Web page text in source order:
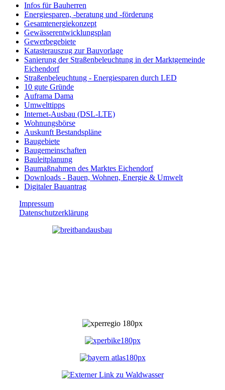
Infos für Bauherren
Energiesparen, -beratung und -förderung
Gesamtenergiekonzept
Gewässerentwicklungsplan
Gewerbegebiete
Katasterauszug zur Bauvorlage
Sanierung der Straßenbeleuchtung in der Marktgemeinde
Eichendorf
Straßenbeleuchtung - Energiesparen durch LED
10 gute Gründe
Auframa Dama
Umwelttipps
Internet-Ausbau (DSL-LTE)
Wohnungsbörse
Auskunft Bestandspläne
Baugebiete
Baugemeinschaften
Bauleitplanung
Baumaßnahmen des Marktes Eichendorf
Downloads - Bauen, Wohnen, Energie & Umwelt
Digitaler Bauantrag
Impressum
Datenschutzerklärung